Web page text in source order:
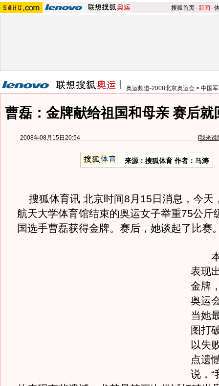
搜狐首页-新闻 -
奥运频道-2008北京奥运会 > 中国
曹磊：金牌献给祖国和母亲 赛后就
2008年08月15日20:54 [我来说
来源：搜狐体育 作者：马涛
搜狐体育讯 北京时间8月15日消息，今天
航天大学体育馆结束的奥运女子举重75公斤
国选手曹磊获得金牌。赛后，她谈起了比赛
本
表现
金牌
奥运
当她
图打
以失
点遗
说，“